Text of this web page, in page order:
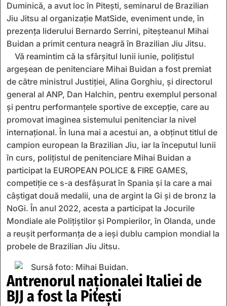
Duminică, a avut loc în Pitești, seminarul de Brazilian
Jiu Jitsu al organizație MatSide, eveniment unde, în
prezența liderului Bernardo Serrini, piteșteanul Mihai
Buidan a primit centura neagră în Brazilian Jiu Jitsu.
Vă reamintim că la sfârșitul lunii iunie, polițistul
argeșean de penitenciare Mihai Buidan a fost premiat
de către ministrul Justiției, Alina Gorghiu, și directorul
general al ANP, Dan Halchin, pentru exemplul personal
și pentru performanțele sportive de excepție, care au
promovat imaginea sistemului penitenciar la nivel
internațional. În luna mai a acestui an, a obținut titlul de
campion european la Brazilian Jiu, iar la începutul lunii
în curs, polițistul de penitenciare Mihai Buidan a
participat la EUROPEAN POLICE & FIRE GAMES,
competiție ce s-a desfășuratîn Spania și la care a mai
câștigat două medalii, una de argint la Gi și de bronz la
NoGi. În anul 2022, acesta a participat la Jocurile
Mondiale ale Polițiștilor și Pompierilor, în Olanda, unde
a reușit performanța de a ieși dublu campion mondial la
probele de Brazilian Jiu Jitsu.
Antrenorul naționalei Italiei de
BJJ a fost la Pitești